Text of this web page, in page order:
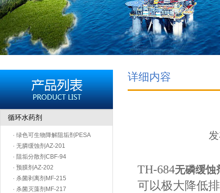
循环水药剂
· 绿色可生物降解阻垢剂PESA
· 无膦缓蚀剂AZ-201
· 阻垢分散剂CBF-94
· 预膜剂AZ-202
· 杀菌剥离剂MF-215
· 杀菌灭藻剂MF-217
详细内容
TH-684无磷缓蚀
可以极大降低